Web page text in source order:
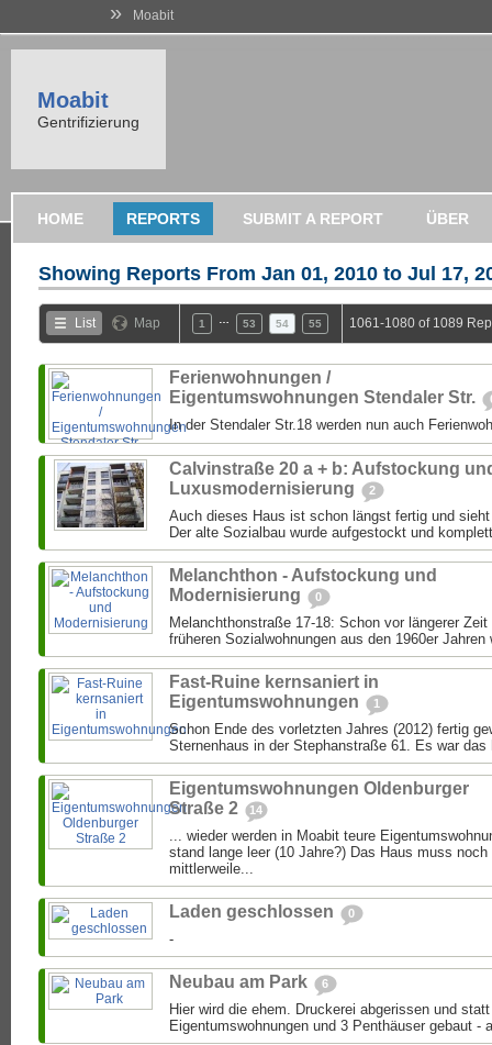
» Moabit
Moabit
Gentrifizierung
HOME REPORTS SUBMIT A REPORT ÜBER
Showing Reports From Jan 01, 2010 to Jul 17,
List Map 1 53 54 55 1061-1080 of 1089
Ferienwohnungen /
Eigentumswohnungen Stendaler Str.
In der Stendaler Str.18 werden nun auch
Calvinstraße 20 a + b: Aufstockung
Luxusmodernisierung
2
Auch dieses Haus ist schon längst fertig und
Der alte Sozialbau wurde aufgestockt und
Melanchthon - Aufstockung und
Modernisierung
0
Melanchthonstraße 17-18: Schon vor längerer
früheren Sozialwohnungen aus den 1960er Jahren
Fast-Ruine kernsaniert in
Eigentumswohnungen
1
Schon Ende des vorletzten Jahres (2012) fertig
Sternenhaus in der Stephanstraße 61. Es war
Eigentumswohnungen Oldenburger
Straße 2
14
... wieder werden in Moabit teure
stand lange leer (10 Jahre?) Das Haus muss noch
mittlerweile...
Laden geschlossen 0
-
Neubau am Park 6
Hier wird die ehem. Druckerei abgerissen und
Eigentumswohnungen und 3 Penthäuser gebaut -